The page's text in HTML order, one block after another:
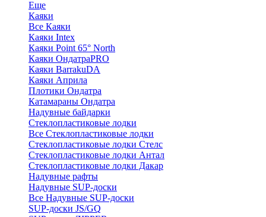
Еще
Каяки
Все Каяки
Каяки Intex
Каяки Point 65° North
Каяки ОндатраPRO
Каяки BarrakuDA
Каяки Априла
Плотики Ондатра
Катамараны Ондатра
Надувные байдарки
Стеклопластиковые лодки
Все Стеклопластиковые лодки
Стеклопластиковые лодки Стелс
Стеклопластиковые лодки Антал
Стеклопластиковые лодки Дакар
Надувные рафты
Надувные SUP-доски
Все Надувные SUP-доски
SUP-доски JS/GQ